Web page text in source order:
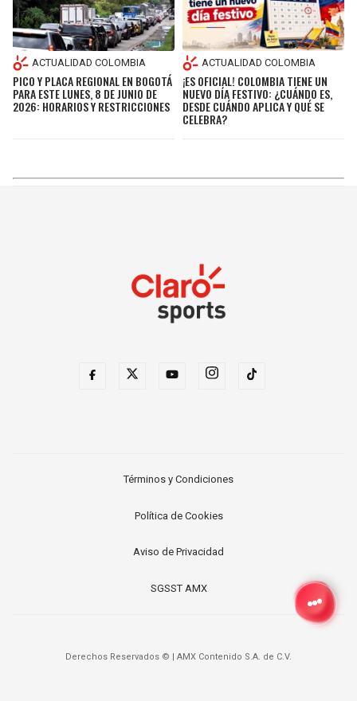
ACTUALIDAD COLOMBIA
PICO Y PLACA REGIONAL EN BOGOTÁ
PARA ESTE LUNES, 8 DE JUNIO DE
2026: HORARIOS Y RESTRICCIONES
ACTUALIDAD COLOMBIA
¡ES OFICIAL! COLOMBIA TIENE UN
NUEVO DÍA FESTIVO: ¿CUÁNDO ES,
DESDE CUÁNDO APLICA Y QUÉ SE
CELEBRA?
Términos y Condiciones
Política de Cookies
Aviso de Privacidad
SGSST AMX
Derechos Reservados © AMX Contenido S.A. de C.V.